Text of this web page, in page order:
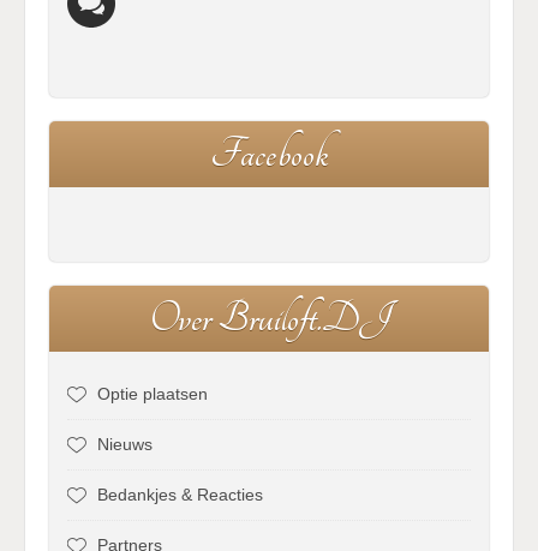
Facebook
OverBruiloft.DJ
Optie plaatsen
Nieuws
Bedankjes & Reacties
Partners